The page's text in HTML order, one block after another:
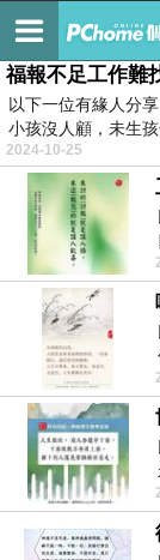
佛法普傳
福報不足工作難
以下一位有緣人分
小孩沒人顧，未生孩
2024-10-25